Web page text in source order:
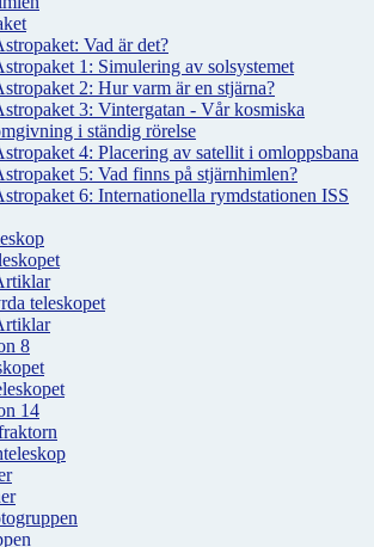
Vad är det?
1: Simulering av solsystemet
2: Hur varm är en stjärna?
3: Vintergatan - Vår kosmiska
i ständig rörelse
4: Placering av satellit i omloppsbana
5: Vad finns på stjärnhimlen?
6: Internationella rymdstationen ISS
teleskopet
8
14